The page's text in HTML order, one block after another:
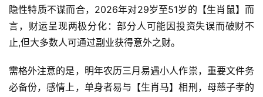
隐性特质不谋而合，2026年对29岁至51岁的【生肖鼠】而
言，财运呈现两极分化：部分人可能因投资失误而破财不
止,但大多数人可通过副业获得意外之财。
需格外注意的是，明年农历三月易遇小人作祟，重要文件务
必备份，感情上，单身者易与【生肖马】相刑，母慈子孝的